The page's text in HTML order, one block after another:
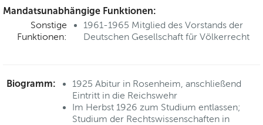
Mandatsunabhängige Funktionen:
Sonstige
Funktionen:
1961-1965 Mitglied des Vorstands der
Deutschen Gesellschaft für Völkerrecht
Biogramm:
1925 Abitur in Rosenheim, anschließend
Eintritt in die Reichswehr
Im Herbst 1926 zum Studium entlassen;
Studium der Rechtswissenschaften in